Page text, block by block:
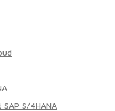
SAP S/4HANA